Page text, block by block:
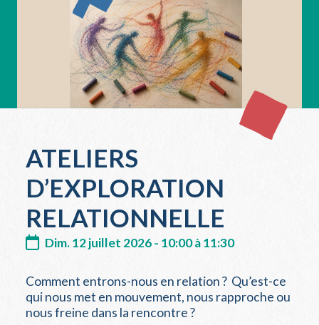
ATELIERS
D’EXPLORATION
RELATIONNELLE
Dim. 12 juillet 2026 - 10:00 à 11:30
Comment entrons-nous en relation ? Qu’est-ce
qui nous met en mouvement, nous rapproche ou
nous freine dans la rencontre ?